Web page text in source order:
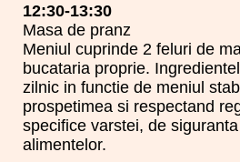
12:30-13:30
Masa de pranz
Meniul cuprinde 2 feluri de
bucataria proprie.
zilnic in functie de meniul
prospetimea si respectand
specifice varstei, de
alimentelor.